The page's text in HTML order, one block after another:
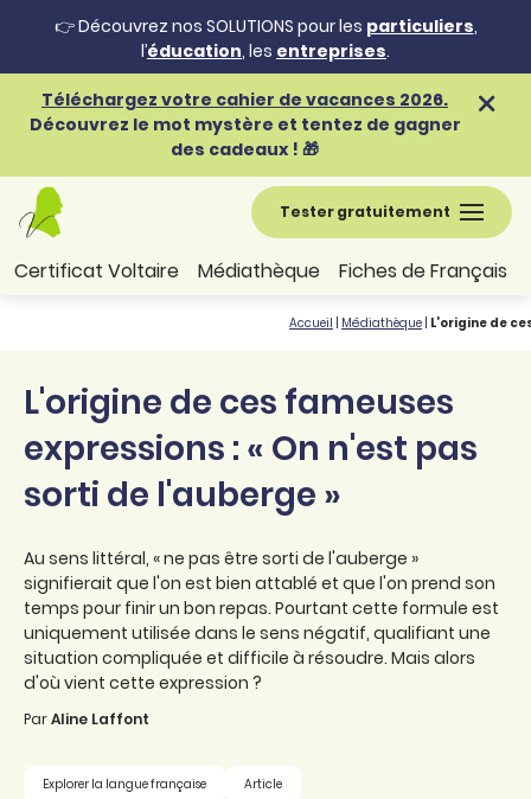
👉 Découvrez nos SOLUTIONS pour les particuliers,
l’éducation, les entreprises.
Téléchargez votre cahier de vacances 2026.
Découvrez le mot mystère et tentez de gagner
des cadeaux ! 🎁
Tester gratuitement
Certificat Voltaire Médiathèque Fiches de Français
Accueil Médiathèque L’origine de
L'origine de ces fameuses
expressions : « On n'est pas
sorti de l'auberge »
Au sens littéral, « ne pas être sorti de l'auberge »
signifierait que l'on est bien attablé et que l'on prend son
temps pour finir un bon repas. Pourtant cette formule est
uniquement utilisée dans le sens négatif, qualifiant une
situation compliquée et difficile à résoudre. Mais alors
d'où vient cette expression ?
ParAline Laffont
Explorer la langue française Article